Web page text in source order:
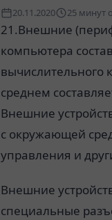
20.11.2020 25 минут
21.Внешние
компьютера
вычислительного
среднем
Внешние
с окружающей
управления и
Внешние
специальные